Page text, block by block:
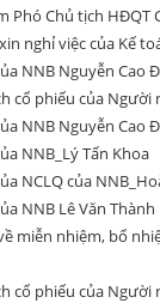
Phó Chủ tịch HĐQT
nghỉ việc của Kế
NNB Nguyễn Cao
cổ phiếu của Người
NNB Nguyễn Cao
NNB_Lý Tấn Khoa
NCLQ của
NNB Lê Văn Thành
miễn nhiệm, bổ
cổ phiếu của Người